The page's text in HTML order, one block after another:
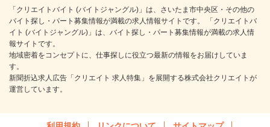
「クリエイトバイト (バイトジャングル)」は、さいたま市中央区・その他の
バイト探し・パート募集情報が満載の求人情報サイトです。 「クリエイトバ
イト (バイトジャングル)」は、バイト探し・パート募集情報が満載の求人情
報サイトです。
地域密着をコンセプトに、仕事探しに役立つ最新の情報をお届けしていま
す。
新聞折込求人広告「クリエイト 求人特集」を展開する株式会社クリエイトが
運営しています。